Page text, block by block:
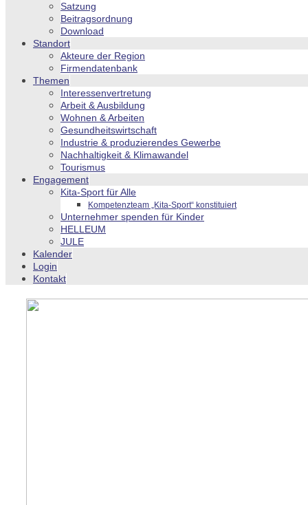
Satzung
Beitragsordnung
Download
Standort
Akteure der Region
Firmendatenbank
Themen
Interessenvertretung
Arbeit & Ausbildung
Wohnen & Arbeiten
Gesundheitswirtschaft
Industrie & produzierendes Gewerbe
Nachhaltigkeit & Klimawandel
Tourismus
Engagement
Kita-Sport für Alle
Kompetenzteam „Kita-Sport“ konstituiert
Unternehmer spenden für Kinder
HELLEUM
JULE
Kalender
Login
Kontakt